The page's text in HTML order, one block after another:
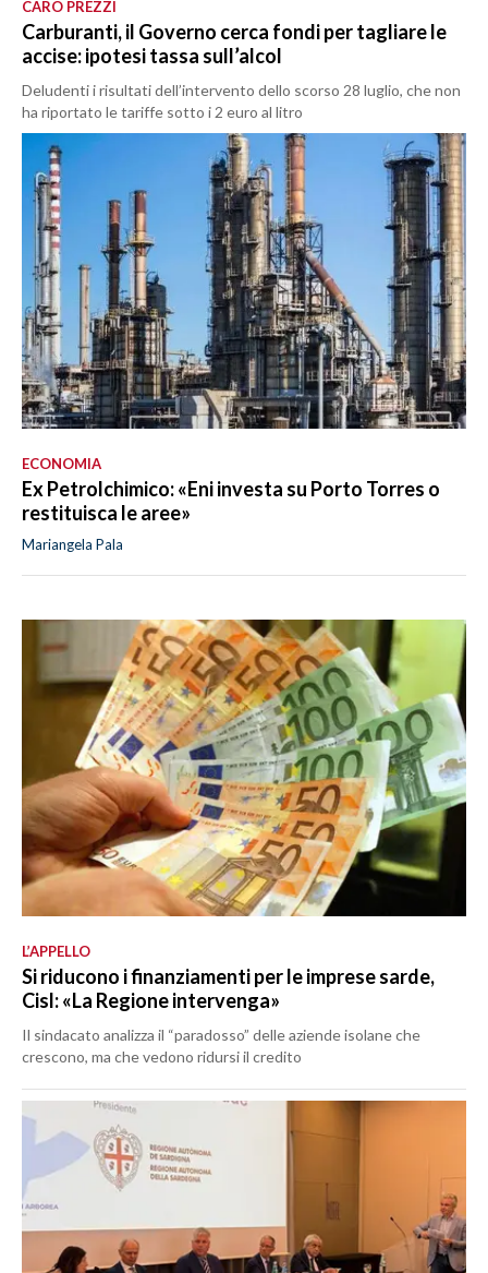
CARO PREZZI
Carburanti, il Governo cerca fondi per tagliare le
accise: ipotesi tassa sull’alcol
Deludenti i risultati dell’intervento dello scorso 28 luglio, che non
ha riportato le tariffe sotto i 2 euro al litro
ECONOMIA
Ex Petrolchimico: «Eni investa su Porto Torres o
restituisca le aree»
Mariangela Pala
L’APPELLO
Si riducono i finanziamenti per le imprese sarde,
Cisl: «La Regione intervenga»
Il sindacato analizza il “paradosso” delle aziende isolane che
crescono, ma che vedono ridursi il credito